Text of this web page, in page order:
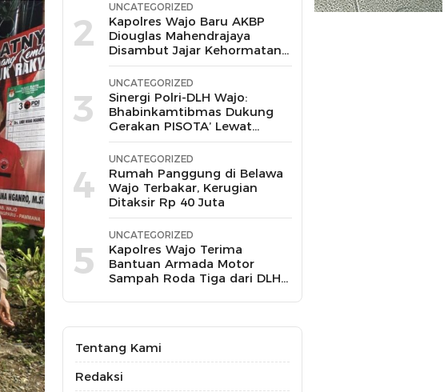
2
UNCATEGORIZED
Kapolres Wajo Baru AKBP
Diouglas Mahendrajaya
Disambut Jajar Kehormatan
dan Tari Padduppa
3
UNCATEGORIZED
Sinergi Polri-DLH Wajo:
Bhabinkamtibmas Dukung
Gerakan PISOTA’ Lewat
Motor Sampah
4
UNCATEGORIZED
Rumah Panggung di Belawa
Wajo Terbakar, Kerugian
Ditaksir Rp 40 Juta
5
UNCATEGORIZED
Kapolres Wajo Terima
Bantuan Armada Motor
Sampah Roda Tiga dari DLH
Peduli Lingkungan
Tentang Kami
Redaksi